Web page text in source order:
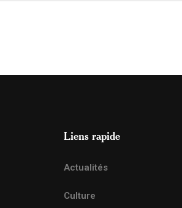
Liens rapide
Actualités
Culture